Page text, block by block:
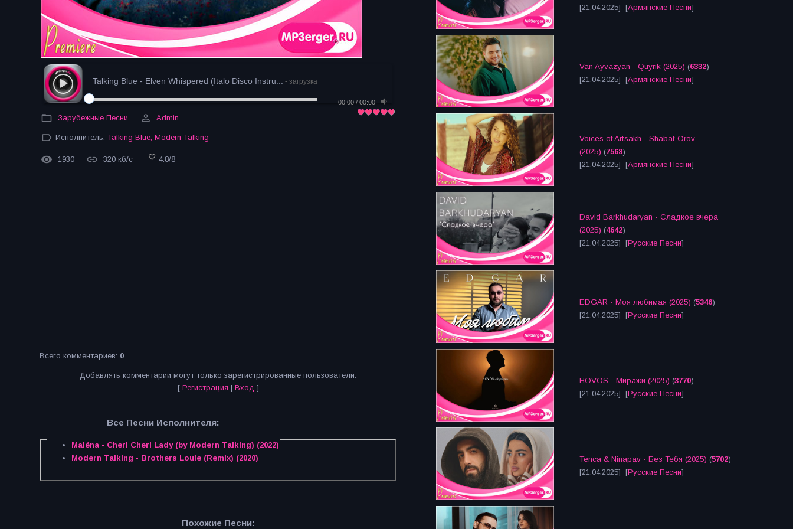
Talking Blue - Elven Whispered (Italo Disco Instru... - загрузка
00:00 / 00:00
Зарубежные Песни Admin
Исполнитель: Talking Blue Modern Talking
1930 320 кб/с 4.8/8
Всего комментариев: 0
Добавлять комментарии могут только зарегистрированные пользователи.
[ Регистрация | Вход ]
Все Песни Исполнителя:
Maléna - Cheri Cheri Lady (by Modern Talking) (2022)
Modern Talking - Brothers Louie (Remix) (2020)
Похожие Песни:
[21.04.2025] [Армянские Песни]
Van Ayvazyan - Quyrik (2025) (6332)
[21.04.2025] [Армянские Песни]
Voices of Artsakh - Shabat Orov
(2025) (7568)
[21.04.2025] [Армянские Песни]
David Barkhudaryan - Сладкое вчера
(2025) (4642)
[21.04.2025] [Русские Песни]
EDGAR - Моя любимая (2025) (5346)
[21.04.2025] [Русские Песни]
HOVOS - Миражи (2025) (3770)
[21.04.2025] [Русские Песни]
Tenca & Ninapav - Без Тебя (2025) (5702)
[21.04.2025] [Русские Песни]